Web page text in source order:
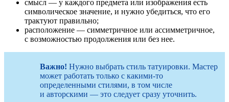
смысл — у каждого предмета или изображения есть
символическое значение, и нужно убедиться, что его
трактуют правильно;
расположение — симметричное или ассимметричное,
с возможностью продолжения или без нее.
Важно! Нужно выбрать стиль татуировки. Мастер
может работать только с какими-то
определенными стилями, в том числе
и авторскими — это следует сразу уточнить.